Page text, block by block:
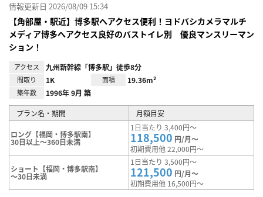
情報更新日 2026/08/09 15:34
【角部屋・駅近】博多駅へアクセス便利！ヨドバシカメラマルチ
メディア博多へアクセス良好のバストイレ別 優良マンスリーマン
ション！
アクセス 九州新幹線「博多駅」徒歩8分
間取り 1K 面積 19.36m²
築年数 1996年 9月 築
プラン名・期間 月額目安
ロング【福岡・博多駅南】
30日以上～360日未満
1日当たり 3,400円～
118,500 円/月～
初期費用他 22,000円～
ショート【福岡・博多駅南】
～30日未満
1日当たり 3,500円～
121,500 円/月～
初期費用他 16,500円～